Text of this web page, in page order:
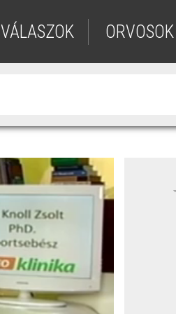
VÁLASZOK ORVOSOK